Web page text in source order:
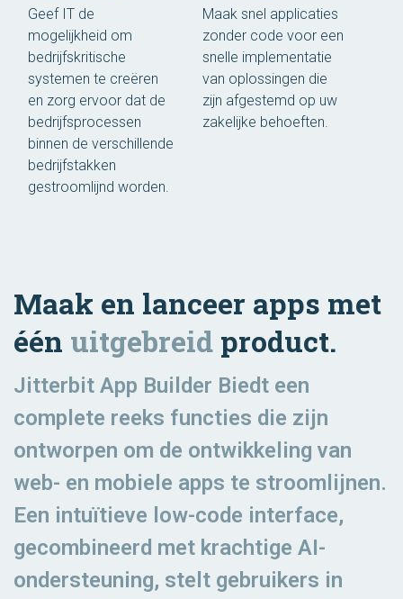
Geef IT de
mogelijkheid om
bedrijfskritische
systemen te creëren
en zorg ervoor dat de
bedrijfsprocessen
binnen de verschillende
bedrijfstakken
gestroomlijnd worden.
Maak snel applicaties
zonder code voor een
snelle implementatie
van oplossingen die
zijn afgestemd op uw
zakelijke behoeften.
Maak en lanceer apps met
één uitgebreid product.
Jitterbit App Builder Biedt een
complete reeks functies die zijn
ontworpen om de ontwikkeling van
web- en mobiele apps te stroomlijnen.
Een intuïtieve low-code interface,
gecombineerd met krachtige AI-
ondersteuning, stelt gebruikers in